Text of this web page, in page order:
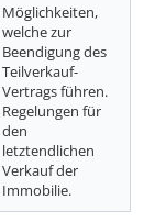
Möglichkeiten,
welche zur
Beendigung des
Teilverkauf-
Vertrags führen.
Regelungen für
den
letztendlichen
Verkauf der
Immobilie.